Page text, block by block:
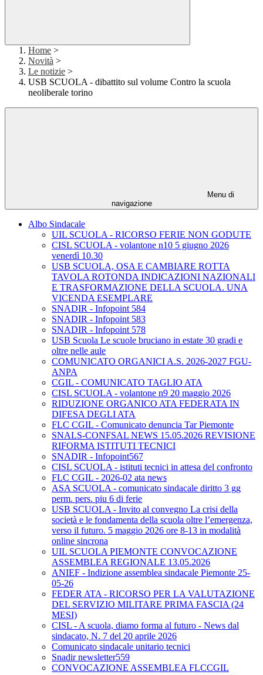
Home >
Novità >
Le notizie >
USB SCUOLA - dibattito sul volume Contro la scuola
neoliberale torino
Menu di
navigazione
Albo Sindacale
UIL SCUOLA - RICORSO FERIE NON GODUTE
CISL SCUOLA - volantone n10 5 giugno 2026
venerdì 10.30
USB SCUOLA, OSA E CAMBIARE ROTTA
TAVOLA ROTONDA INDICAZIONI NAZIONALI
E TRASFORMAZIONE DELLA SCUOLA. UNA
VICENDA ESEMPLARE
SNADIR - Infopoint 584
SNADIR - Infopoint 583
SNADIR - Infopoint 578
USB Scuola Le scuole bruciano in estate 30 gradi e
oltre nelle aule
COMUNICATO ORGANICI A.S. 2026-2027 FGU-
ANPA
CGIL - COMUNICATO TAGLIO ATA
CISL SCUOLA - volantone n9 20 maggio 2026
RIDUZIONE ORGANICO ATA FEDERATA IN
DIFESA DEGLI ATA
FLC CGIL - Comunicato denuncia Tar Piemonte
SNALS-CONFSAL NEWS 15.05.2026 REVISIONE
RIFORMA ISTITUTI TECNICI
SNADIR - Infopoint567
CISL SCUOLA - istituti tecnici in attesa del confronto
FLC CGIL - 2026-02 ata news
ASA SCUOLA - comunicato sindacale diritto 3 gg
perm. pers. piu 6 di ferie
USB SCUOLA - Invito al convegno La crisi della
società e le fondamenta della scuola oltre l’emergenza,
verso il futuro. 5 maggio 2026 ore 8-13 in modalità
online sincrona
UIL SCUOLA PIEMONTE CONVOCAZIONE
ASSEMBLEA REGIONALE 13.05.2026
ANIEF - Indizione assemblea sindacale Piemonte 25-
05-26
FEDER ATA - RICORSO PER LA VALUTAZIONE
DEL SERVIZIO MILITARE PRIMA FASCIA (24
MESI)
CISL - A scuola, diamo forma al futuro - News dal
sindacato, N. 7 del 20 aprile 2026
Comunicato sindacale unitario tecnici
Snadir newsletter559
CONVOCAZIONE ASSEMBLEA FLCCGIL